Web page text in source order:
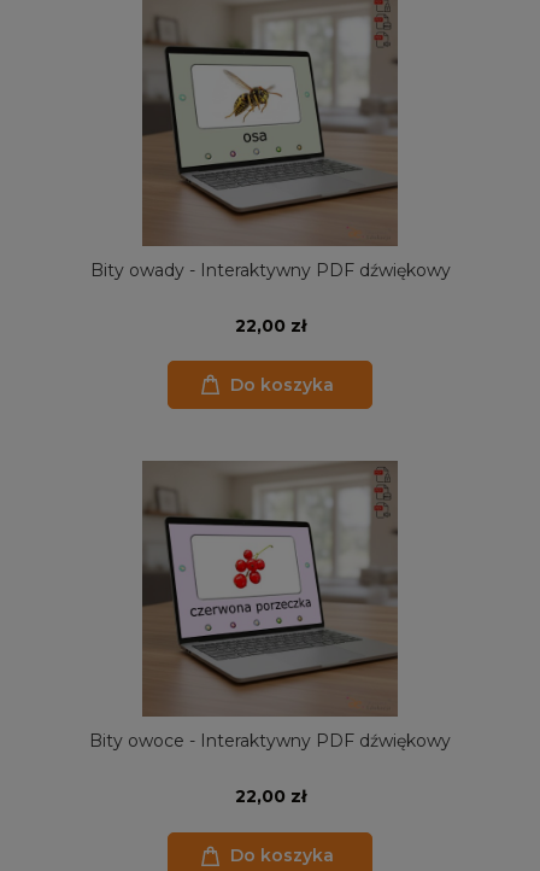
Bity owady - Interaktywny PDF dźwiękowy
22,00 zł
Do koszyka
Bity owoce - Interaktywny PDF dźwiękowy
22,00 zł
Do koszyka